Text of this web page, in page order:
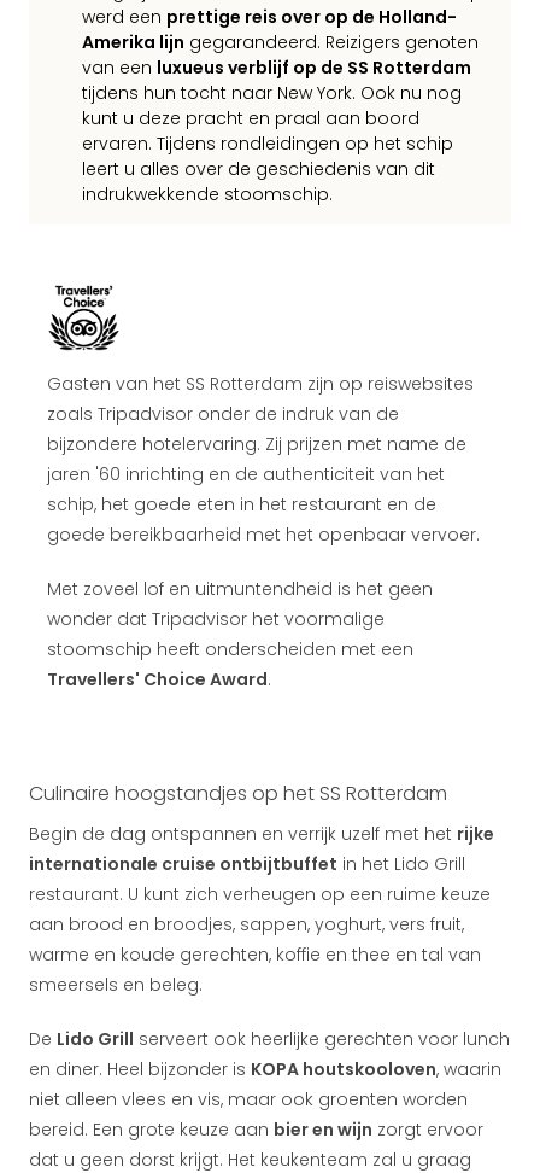
werd een prettige reis over op de Holland-
Amerika lijn gegarandeerd. Reizigers genoten
van een luxueus verblijf op de SS Rotterdam
tijdens hun tocht naar New York. Ook nu nog
kunt u deze pracht en praal aan boord
ervaren. Tijdens rondleidingen op het schip
leert u alles over de geschiedenis van dit
indrukwekkende stoomschip.
Gasten van het SS Rotterdam zijn op reiswebsites
zoals Tripadvisor onder de indruk van de
bijzondere hotelervaring. Zij prijzen met name de
jaren '60 inrichting en de authenticiteit van het
schip, het goede eten in het restaurant en de
goede bereikbaarheid met het openbaar vervoer.
Met zoveel lof en uitmuntendheid is het geen
wonder dat Tripadvisor het voormalige
stoomschip heeft onderscheiden met een
Travellers' Choice Award.
Culinaire hoogstandjes op het SS Rotterdam
Begin de dag ontspannen en verrijk uzelf met het rijke
internationale cruise ontbijtbuffet in het Lido Grill
restaurant. U kunt zich verheugen op een ruime keuze
aan brood en broodjes, sappen, yoghurt, vers fruit,
warme en koude gerechten, koffie en thee en tal van
smeersels en beleg.
De Lido Grill serveert ook heerlijke gerechten voor lunch
en diner. Heel bijzonder is KOPA houtskooloven, waarin
niet alleen vlees en vis, maar ook groenten worden
bereid. Een grote keuze aan bier en wijn zorgt ervoor
dat u geen dorst krijgt. Het keukenteam zal u graag